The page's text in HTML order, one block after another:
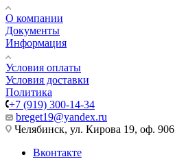
О компании
Документы
Информация
Условия оплаты
Условия доставки
Политика
+7 (919) 300-14-34
breget19@yandex.ru
Челябинск, ул. Кирова 19, оф. 906
Вконтакте